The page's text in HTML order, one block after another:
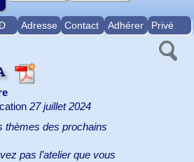
Adresse Contact Adhérer Privé
27 juillet 2024
thèmes des prochains
pas l’atelier que vous